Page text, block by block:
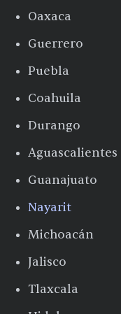
Oaxaca
Guerrero
Puebla
Coahuila
Durango
Aguascalientes
Guanajuato
Nayarit
Michoacán
Jalisco
Tlaxcala